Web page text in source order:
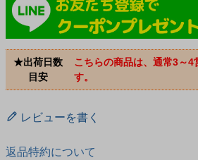
★出荷日数
目安
こちらの商品は、通常3～4
す。
レビューを書く
返品特約について